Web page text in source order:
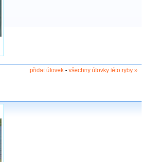
přidat úlovek - všechny úlovky této ryby »